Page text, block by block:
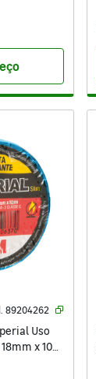
89204262
Uso
x 10m